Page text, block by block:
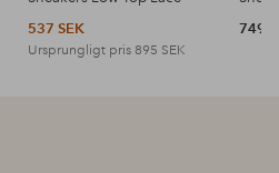
537 SEK
Ursprungligt pris 895 SEK
749